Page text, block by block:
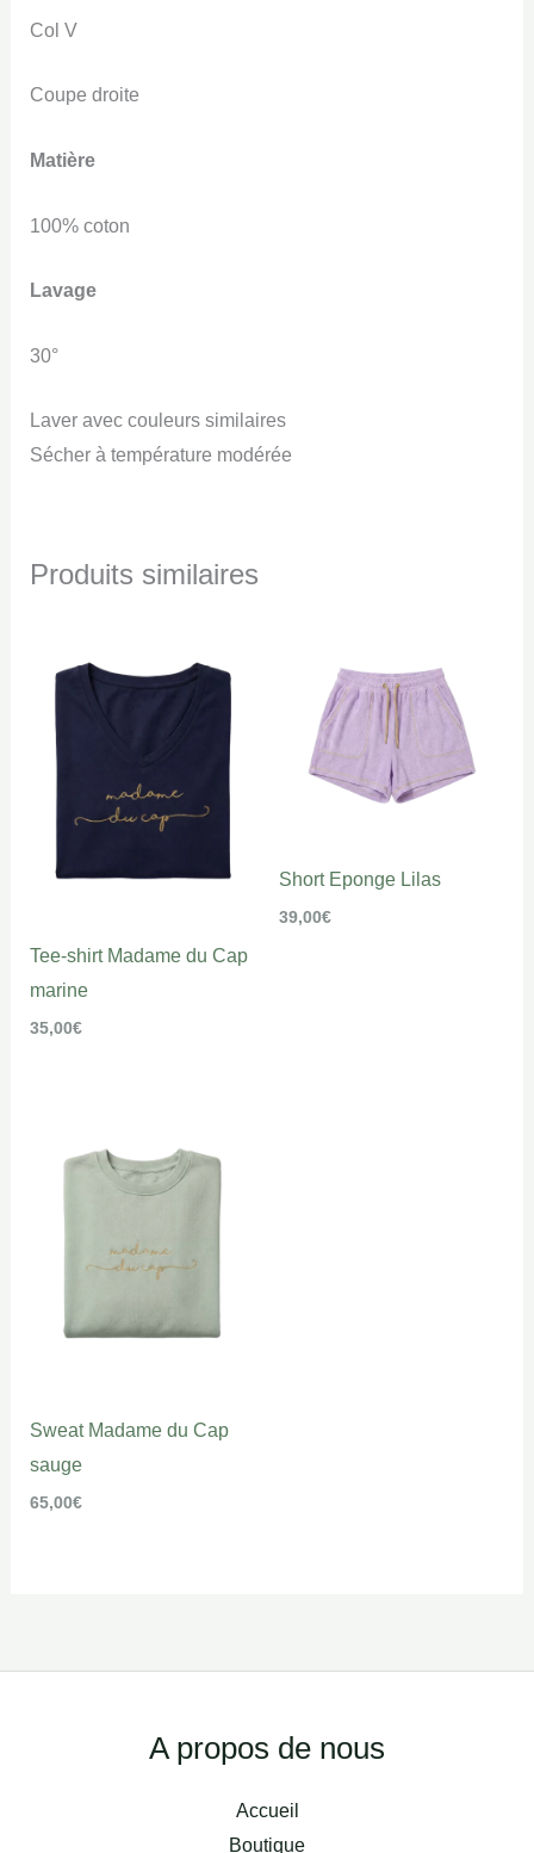
Col V
Coupe droite
Matière
100% coton
Lavage
30°
Laver avec couleurs similaires
Sécher à température modérée
Produits similaires
Tee-shirt Madame du Cap
marine
35,00€
Short Eponge Lilas
39,00€
Sweat Madame du Cap
sauge
65,00€
A propos de nous
Accueil
Boutique